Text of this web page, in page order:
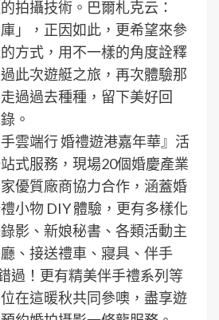
拍攝技術。巴爾札克云：
庫」，正因如此，更希望來參
方式，用不一樣的角度詮釋
此次遊艇之旅，再次體驗那
過過去種種，留下美好回
。
雲端行 婚禮遊港嘉年華』活
式服務，現場20個婚慶產業
優質廠商協力合作，涵蓋婚
小物 DIY 體驗，更有多樣化
影、新娘秘書、各類活動主
、接送禮車、寢具、伴手
過！更有精美伴手禮系列等
在這暖秋共同參噢，盡享遊